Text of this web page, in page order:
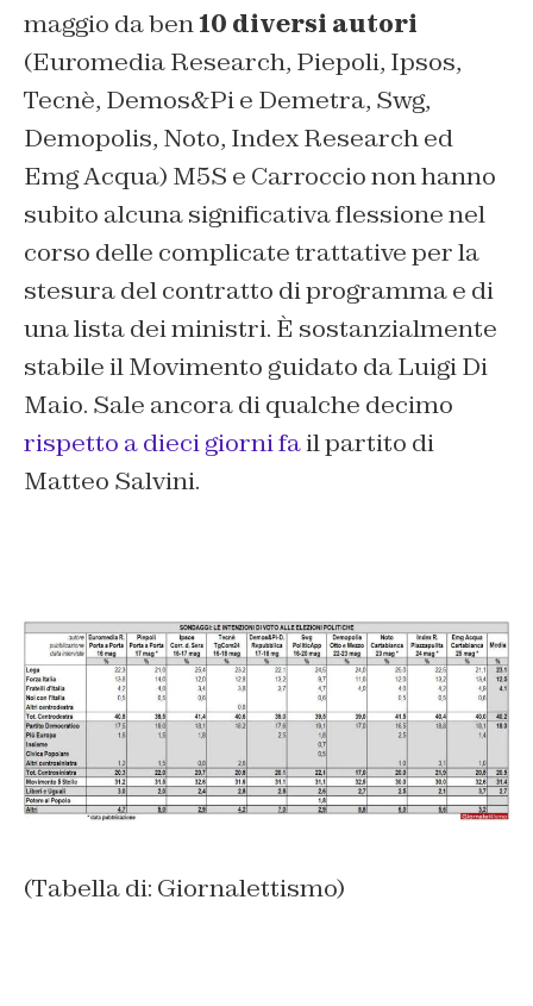
maggio da ben10 diversi autori
(Euromedia Research, Piepoli, Ipsos,
Tecnè, Demos&Pi e Demetra, Swg,
Demopolis, Noto, Index Research ed
Emg Acqua) M5S e Carroccio non hanno
subito alcuna significativa flessione nel
corso delle complicate trattative per la
stesura del contratto di programma e di
una lista dei ministri. È sostanzialmente
stabile il Movimento guidato da Luigi Di
Maio. Sale ancora di qualche decimo
rispetto a dieci giorni fail partito di
Matteo Salvini.
(Tabella di: Giornalettismo)